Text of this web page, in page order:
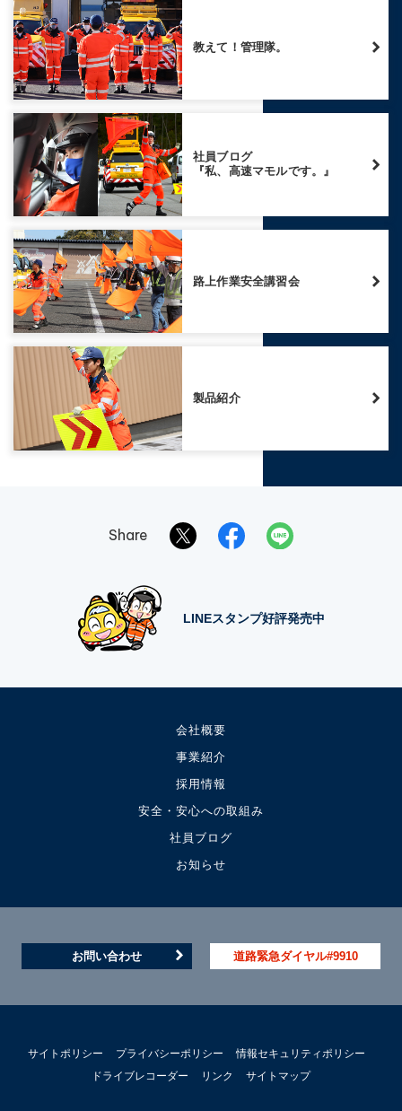
教えて！管理隊。
社員ブログ
『私、高速マモルです。』
路上作業安全講習会
製品紹介
Share
LINEスタンプ好評発売中
会社概要
事業紹介
採用情報
安全・安心への取組み
社員ブログ
お知らせ
お問い合わせ 道路緊急ダイヤル#9910
サイトポリシー プライバシーポリシー
情報セキュリティポリシー
ドライブレコーダー
リンク サイトマップ